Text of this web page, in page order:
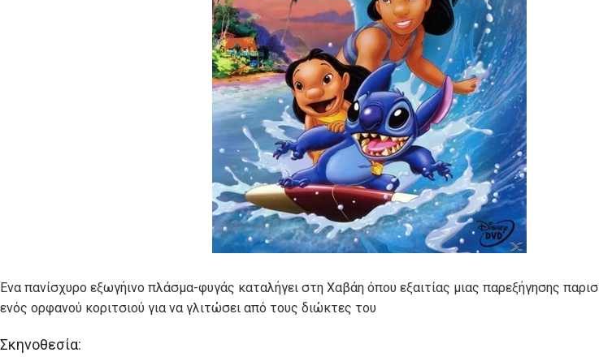
Ένα πανίσχυρο εξωγήινο πλάσμα-φυγάς καταλήγει στη Χαβάη όπου εξαιτίας μιας παρεξήγησης
ενός ορφανού κοριτσιού για να γλιτώσει από τους διώκτες του
Σκηνοθεσία: